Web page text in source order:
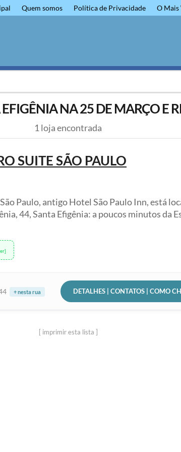
Quem somos Política de Privacidade O Mais
NA 25 DE MARÇO E
1 loja encontrada
SUITE SÃO PAULO
Paulo, antigo Hotel São Paulo Inn, está
44, Santa Efigênia: a poucos minutos da
+ nesta rua DETALHES | CONTATOS | COMO
[ imprimir esta lista ]